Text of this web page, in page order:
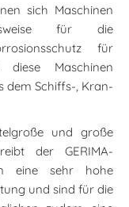
sich Maschinen
für die
für
Maschinen
dem Schiffs-, Kran-
und große
der GERIMA-
eine sehr hohe
und sind für die